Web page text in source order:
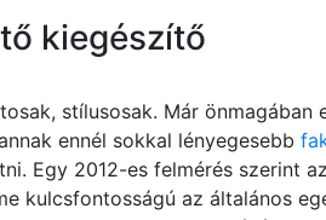
kiegészítő
stílusosak. Már önmagában
ennél sokkal lényegesebb
Egy 2012-es felmérés szerint az
kulcsfontosságú az általános